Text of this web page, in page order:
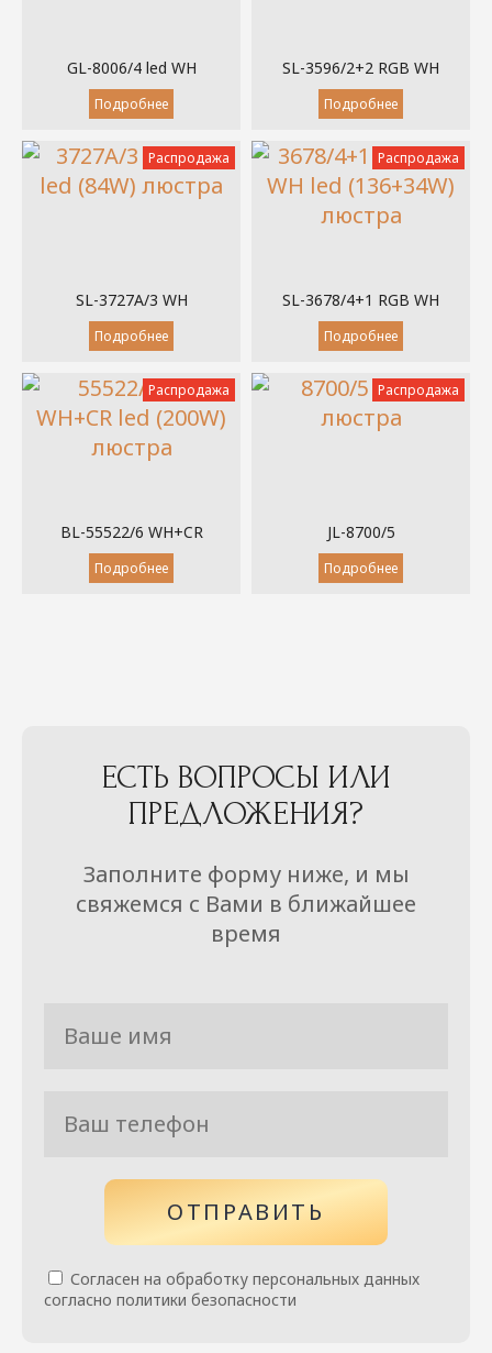
GL-8006/4 led WH
Подробнее
SL-3596/2+2 RGB WH
Подробнее
Распродажа
SL-3727A/3 WH
Подробнее
Распродажа
SL-3678/4+1 RGB WH
Подробнее
Распродажа
BL-55522/6 WH+CR
Подробнее
Распродажа
JL-8700/5
Подробнее
ЕСТЬ ВОПРОСЫ ИЛИ
ПРЕДЛОЖЕНИЯ?
Заполните форму ниже, и мы
свяжемся с Вами в ближайшее
время
ОТПРАВИТЬ
Согласен на обработку персональных данных
согласно политики безопасности